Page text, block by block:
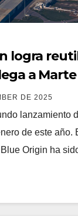
logra
a Marte
DE 2025
lanzamiento
de este año.
Origin ha